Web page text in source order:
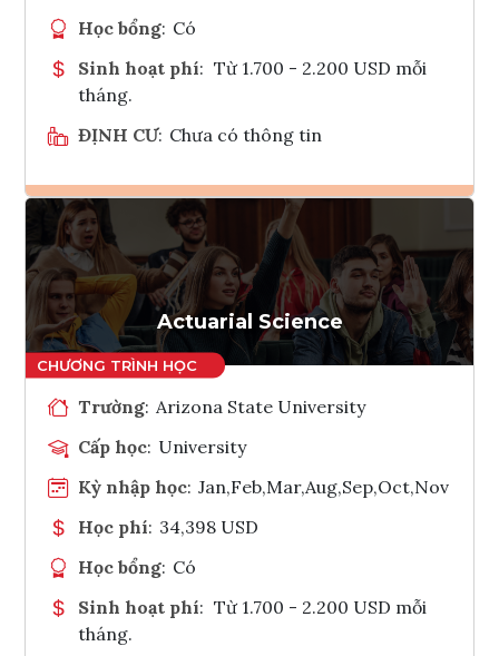
Học bổng: Có
Sinh hoạt phí: Từ 1.700 - 2.200 USD mỗi
tháng.
ĐỊNH CƯ: Chưa có thông tin
Ghi danh
Tham vấn Interlink
Actuarial Science
Trường: Arizona State University
Cấp học: University
Kỳ nhập học: Jan,Feb,Mar,Aug,Sep,Oct,Nov
Học phí: 34,398 USD
Học bổng: Có
Sinh hoạt phí: Từ 1.700 - 2.200 USD mỗi
tháng.